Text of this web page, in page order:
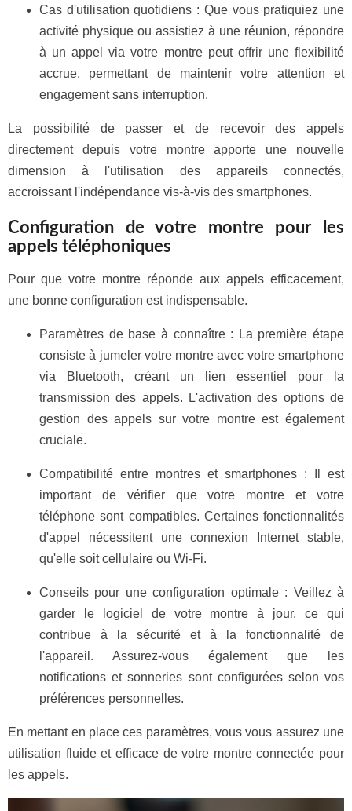
Cas d'utilisation quotidiens : Que vous pratiquiez une
activité physique ou assistiez à une réunion, répondre
à un appel via votre montre peut offrir une flexibilité
accrue, permettant de maintenir votre attention et
engagement sans interruption.
La possibilité de passer et de recevoir des appels
directement depuis votre montre apporte une nouvelle
dimension à l'utilisation des appareils connectés,
accroissant l'indépendance vis-à-vis des smartphones.
Configuration de votre montre pour les
appels téléphoniques
Pour que votre montre réponde aux appels efficacement,
une bonne configuration est indispensable.
Paramètres de base à connaître : La première étape
consiste à jumeler votre montre avec votre smartphone
via Bluetooth, créant un lien essentiel pour la
transmission des appels. L'activation des options de
gestion des appels sur votre montre est également
cruciale.
Compatibilité entre montres et smartphones : Il est
important de vérifier que votre montre et votre
téléphone sont compatibles. Certaines fonctionnalités
d'appel nécessitent une connexion Internet stable,
qu'elle soit cellulaire ou Wi-Fi.
Conseils pour une configuration optimale : Veillez à
garder le logiciel de votre montre à jour, ce qui
contribue à la sécurité et à la fonctionnalité de
l'appareil. Assurez-vous également que les
notifications et sonneries sont configurées selon vos
préférences personnelles.
En mettant en place ces paramètres, vous vous assurez une
utilisation fluide et efficace de votre montre connectée pour
les appels.